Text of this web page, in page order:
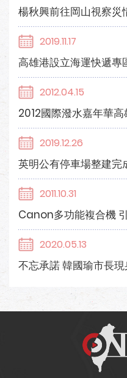
楊秋興前往岡山視察災
2019.11.17
高雄港設立海運快遞專
2012.04.15
2012國際潑水嘉年華
2019.12.26
英明公有停車場整建
2011.10.31
Canon多功能複合機
2020.05.13
不忘承諾 韓國瑜市長